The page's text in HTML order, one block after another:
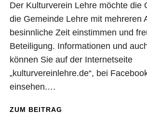
Der Kulturverein Lehre möchte die
die Gemeinde Lehre mit mehreren
besinnliche Zeit einstimmen und
Beteiligung. Informationen und
können Sie auf der Internetseite
„kulturvereinlehre.de“, bei
einsehen.…
ZUM BEITRAG